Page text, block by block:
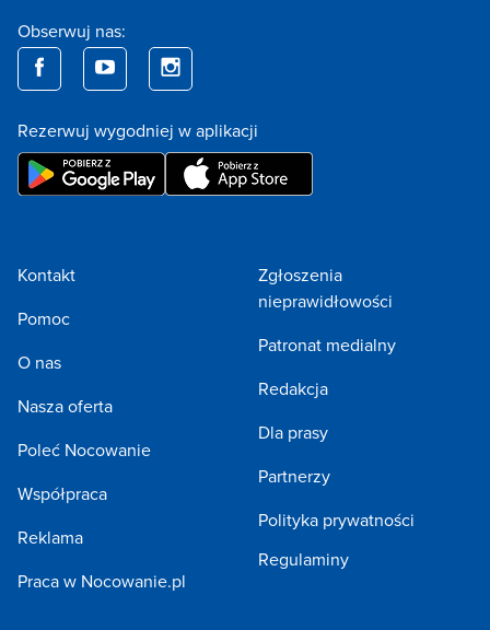
Obserwuj nas:
Rezerwuj wygodniej w aplikacji
Kontakt
Pomoc
O nas
Nasza oferta
Poleć Nocowanie
Współpraca
Reklama
Praca w Nocowanie.pl
Zgłoszenia
nieprawidłowości
Patronat medialny
Redakcja
Dla prasy
Partnerzy
Polityka prywatności
Regulaminy